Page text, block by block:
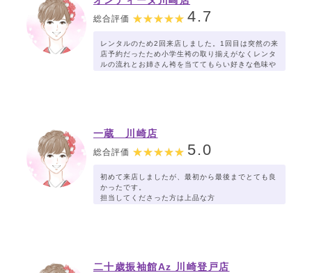
総合評価 4.7
レンタルのため2回来店しました。1回目は突然の来
店予約だったため小学生袴の取り揃えがなくレンタ
ルの流れとお姉さん袴を当ててもらい好きな色味や
ごく嬉しかったです!
一蔵 川崎店
総合評価 5.0
初めて来店しましたが、最初から最後までとても良
かったです。
担当してくださった方は上品な方
二十歳振袖館Az 川崎登戸店